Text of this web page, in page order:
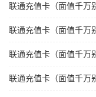
联通充值卡（面值千万
联通充值卡（面值千万
联通充值卡（面值千万
联通充值卡（面值千万